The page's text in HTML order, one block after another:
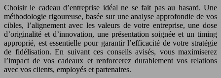
Choisir le cadeau d’entreprise idéal ne se fait pas au hasard. Une
méthodologie rigoureuse, basée sur une analyse approfondie de vos
cibles, l’alignement avec les valeurs de votre entreprise, une dose
d’originalité et d’innovation, une présentation soignée et un timing
approprié, est essentielle pour garantir l’efficacité de votre stratégie
de fidélisation. En suivant ces conseils avisés, vous maximiserez
l’impact de vos cadeaux et renforcerez durablement vos relations
avec vos clients, employés et partenaires.